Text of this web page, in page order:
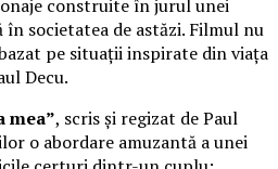
construite în jurul unei
societatea de astăzi. Filmul nu
pe situații inspirate din viața
Decu.
mea”, scris și regizat de Paul
o abordare amuzantă a unei